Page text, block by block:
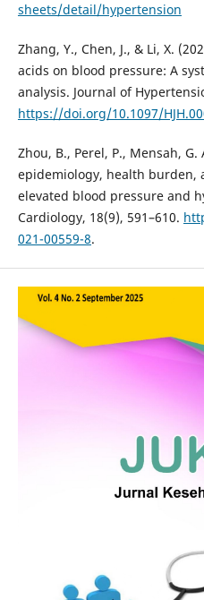
sheets/detail/hypertension
Zhang, Y., Chen, J., & Li, X.
acids on blood pressure: A
analysis. Journal of
https://doi.org/10.1097/
Zhou, B., Perel, P., Mensah,
epidemiology, health burden,
elevated blood pressure and
Cardiology, 18(9), 591–610.
021-00559-8.